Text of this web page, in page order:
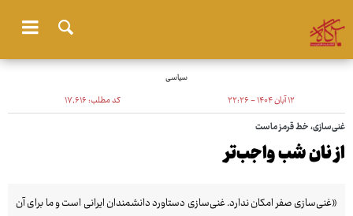
سیاسی
۱۲ آبان ۱۴۰۴ - ۲۲:۲۶ کد مطلب:۱۷٬۶۱۶
غنی‌سازی، خط قرمز ماست
از نان شب واجب‌تر
«غنی‌سازی صفر امکان ندارد. غنی‌سازی دستاورد دانشمندان ایرانی است و ما برای آن